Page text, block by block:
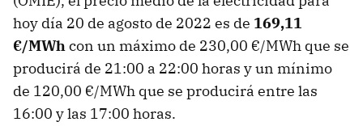
hoy día 20 de agosto de 2022 es de 169,11
€/MWhcon un máximo de 230,00 €/MWh que se
producirá de 21:00 a 22:00 horas y un mínimo
de 120,00 €/MWh que se producirá entre las
16:00 y las 17:00 horas.